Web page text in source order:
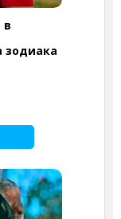
в
зодиака